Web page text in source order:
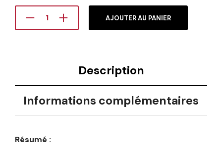
AJOUTER AU PANIER
Description
Informations complémentaires
Résumé :